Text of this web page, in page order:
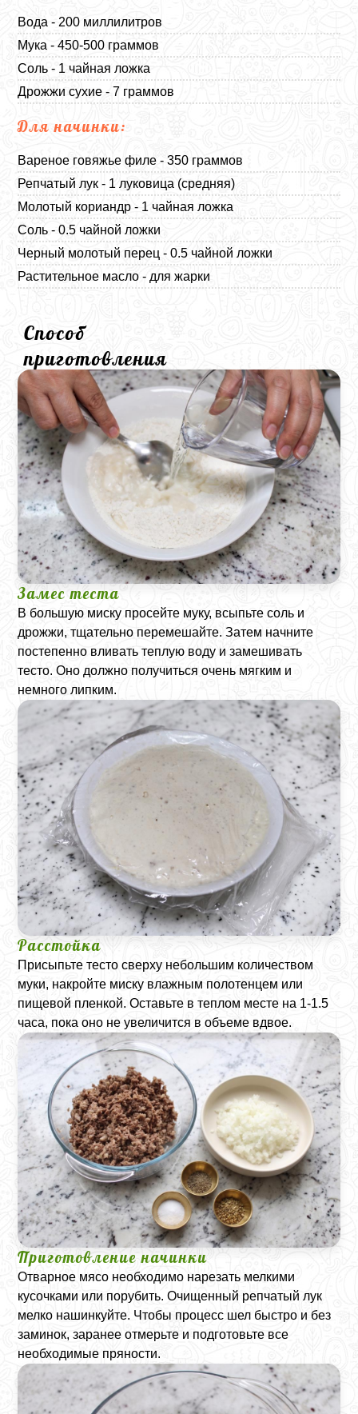
Вода - 200 миллилитров
Мука - 450-500 граммов
Соль - 1 чайная ложка
Дрожжи сухие - 7 граммов
Для начинки:
Вареное говяжье филе - 350 граммов
Репчатый лук - 1 луковица (средняя)
Молотый кориандр - 1 чайная ложка
Соль - 0.5 чайной ложки
Черный молотый перец - 0.5 чайной ложки
Растительное масло - для жарки
Способ
приготовления
Замес теста
В большую миску просейте муку, всыпьте соль и
дрожжи, тщательно перемешайте. Затем начните
постепенно вливать теплую воду и замешивать
тесто. Оно должно получиться очень мягким и
немного липким.
Расстойка
Присыпьте тесто сверху небольшим количеством
муки, накройте миску влажным полотенцем или
пищевой пленкой. Оставьте в теплом месте на 1-1.5
часа, пока оно не увеличится в объеме вдвое.
Приготовление начинки
Отварное мясо необходимо нарезать мелкими
кусочками или порубить. Очищенный репчатый лук
мелко нашинкуйте. Чтобы процесс шел быстро и без
заминок, заранее отмерьте и подготовьте все
необходимые пряности.